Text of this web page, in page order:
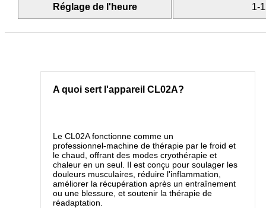
Réglage de l'heure 1-
A quoi sert l'appareil CL02A?
Le CL02A fonctionne comme un
professionnel‑machine de thérapie par le froid et
le chaud, offrant des modes cryothérapie et
chaleur en un seul. Il est conçu pour soulager les
douleurs musculaires, réduire l'inflammation,
améliorer la récupération après un entraînement
ou une blessure, et soutenir la thérapie de
réadaptation.